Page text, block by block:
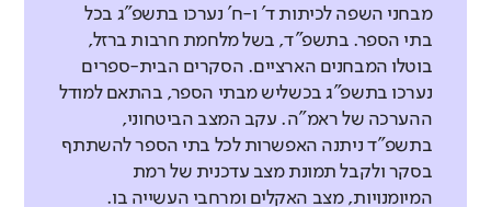
מבחני השפה לכיתות ד' ו-ח' נערכו בתשפ"ג בכל
בתי הספר. בתשפ"ד, בשל מלחמת חרבות ברזל,
בוטלו המבחנים הארציים. הסקרים הבית-ספרים
נערכו בתשפ"ג בכשליש מבתי הספר, בהתאם למודל
ההערכה של ראמ"ה. עקב המצב הביטחוני,
בתשפ"ד ניתנה האפשרות לכל בתי הספר להשתתף
בסקר ולקבל תמונת מצב עדכנית של רמת
המיומנויות, מצב האקלים ומרחבי העשייה בו.